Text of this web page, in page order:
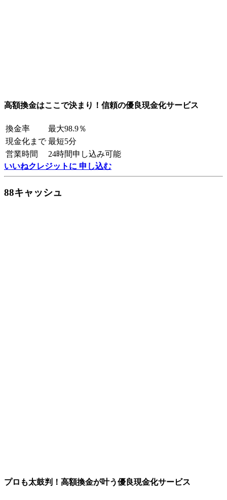
高額換金はここで決まり！信頼の優良現金化サービス
換金率
最大98.9％
現金化まで 最短5分
営業時間
24時間申し込み可能
いいねクレジットに 申し込む
88キャッシュ
プロも太鼓判！高額換金が叶う優良現金化サービス